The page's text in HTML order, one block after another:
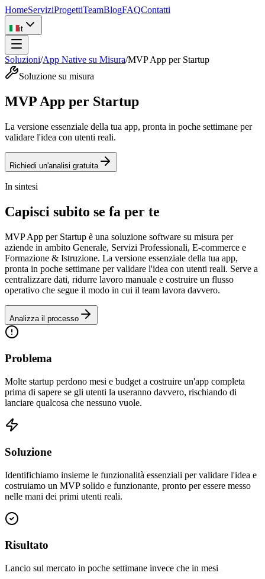
HomeServiziProgettiTeamBlogFAQContatti
it
Soluzioni/App Native su Misura/MVP App per Startup
Soluzione su misura
MVP App per Startup
La versione essenziale della tua app, pronta in poche settimane per
validare l'idea con utenti reali.
Richiedi un'analisi gratuita
In sintesi
Capisci subito se fa per te
MVP App per Startup è una soluzione software su misura per
aziende in ambito Generale, Servizi Professionali, E-commerce e
Formazione & Istruzione. La versione essenziale della tua app,
pronta in poche settimane per validare l'idea con utenti reali. Serve a
centralizzare dati, ridurre lavoro manuale e costruire un flusso
operativo che segue il modo in cui il team lavora davvero.
Analizza il processo
Problema
Molte startup perdono mesi e budget a costruire un'app completa
prima di sapere se gli utenti la useranno davvero, rischiando di
lanciare qualcosa che nessuno vuole.
Soluzione
Identifichiamo insieme le funzionalità essenziali per validare l'idea e
costruiamo un MVP solido e funzionante, pronto per essere messo
nelle mani dei primi utenti reali.
Risultato
Lancio sul mercato in poche settimane invece che in mesi